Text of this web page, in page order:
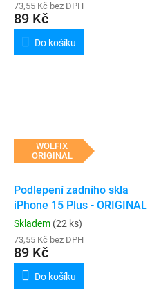
73,55 Kč bez DPH
89 Kč
Do košíku
WOLFIX
ORIGINAL
Podlepení zadního skla
iPhone 15 Plus - ORIGINAL
Skladem (22 ks)
73,55 Kč bez DPH
89 Kč
Do košíku